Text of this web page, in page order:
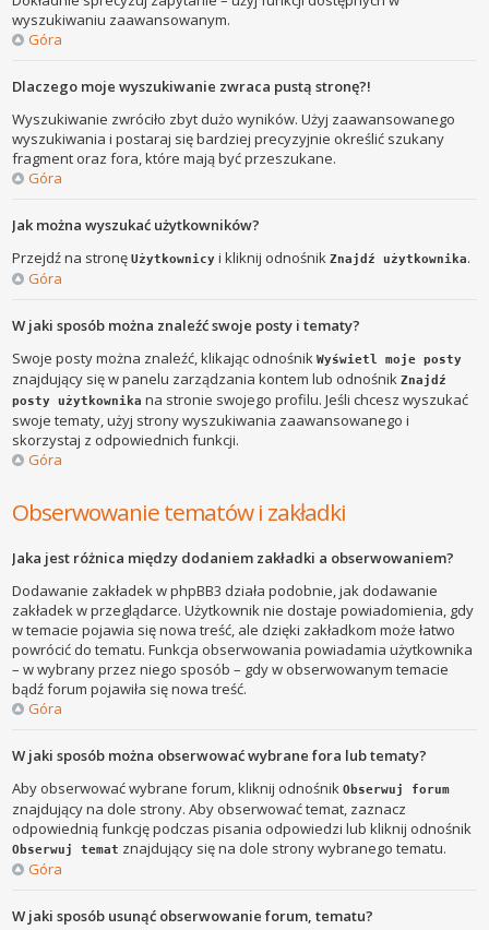
wyszukiwaniu zaawansowanym.
Góra
Dlaczego moje wyszukiwanie zwraca pustą stronę?!
Wyszukiwanie zwróciło zbyt dużo wyników. Użyj zaawansowanego
wyszukiwania i postaraj się bardziej precyzyjnie określić szukany
fragment oraz fora, które mają być przeszukane.
Góra
Jak można wyszukać użytkowników?
Przejdź na stronęUżytkownicy i kliknij odnośnikZnajdź użytkownika.
Góra
W jaki sposób można znaleźć swoje posty i tematy?
Swoje posty można znaleźć, klikając odnośnikWyświetl moje posty
znajdujący się w panelu zarządzania kontem lub odnośnikZnajdź
posty użytkownika na stronie swojego profilu. Jeśli chcesz wyszukać
swoje tematy, użyj strony wyszukiwania zaawansowanego i
skorzystaj z odpowiednich funkcji.
Góra
Obserwowanie tematów i zakładki
Jaka jest różnica między dodaniem zakładki a obserwowaniem?
Dodawanie zakładek w phpBB3 działa podobnie, jak dodawanie
zakładek w przeglądarce. Użytkownik nie dostaje powiadomienia, gdy
w temacie pojawia się nowa treść, ale dzięki zakładkom może łatwo
powrócić do tematu. Funkcja obserwowania powiadamia użytkownika
– w wybrany przez niego sposób – gdy w obserwowanym temacie
bądź forum pojawiła się nowa treść.
Góra
W jaki sposób można obserwować wybrane fora lub tematy?
Aby obserwować wybrane forum, kliknij odnośnikObserwuj forum
znajdujący na dole strony. Aby obserwować temat, zaznacz
odpowiednią funkcję podczas pisania odpowiedzi lub kliknij odnośnik
Obserwuj temat znajdujący się na dole strony wybranego tematu.
Góra
W jaki sposób usunąć obserwowanie forum, tematu?